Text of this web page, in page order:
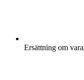
Ersättning om